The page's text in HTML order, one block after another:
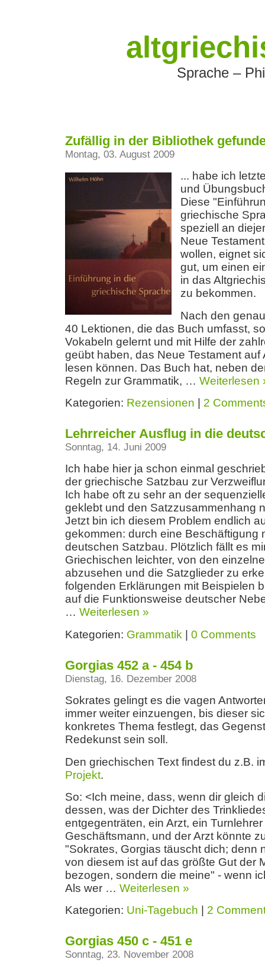
Sprache –
Zufällig in der Bibliothek
Montag, 03. August 2009
... habe ich
und
Diese
griechische
speziell an
Neue
wollen, eignet
gut, um einen
in das
zu bekommen.
Nach den
40 Lektionen, die das Buch umfasst,
Vokabeln gelernt und mit Hilfe der
geübt haben, das Neue Testament auf
lesen können. Das Buch hat, neben
Regeln zur Grammatik, … Weiterlesen
Kategorien: Rezensionen 2
Lehrreicher Ausflug in die
Sonntag, 14. Juni 2009
Ich habe hier ja schon einmal
der griechische Satzbau zur
Ich habe oft zu sehr an der
geklebt und den Satzzusammenhang
Jetzt bin ich diesem Problem endlich
gekommen: durch eine Beschäftigung
deutschen Satzbau. Plötzlich fällt es
Griechischen leichter, von den
abzusehen und die Satzglieder zu
folgenden Erklärungen mit Beispielen
auf die Funktionsweise deutscher
… Weiterlesen »
Kategorien: Grammatik | 0 Comments
Gorgias 452 a - 454 b
Dienstag, 16. Dezember 2008
Sokrates gelingt es die vagen
immer weiter einzuengen, bis dieser
konkretes Thema festlegt, das
Redekunst sein soll.
Den griechischen Text findest du z.B.
Projekt.
So: <Ich meine, dass, wenn dir gleich
dessen, was der Dichter des
entgegenträten, ein Arzt, ein
Geschäftsmann, und der Arzt könnte
"Sokrates, Gorgias täuscht dich; denn
von diesem ist auf das größte Gut der
bezogen, sondern die meine" - wenn
Als wer … Weiterlesen »
Kategorien: Uni-Tagebuch 2
Gorgias 450 c - 451 e
Sonntag, 23. November 2008